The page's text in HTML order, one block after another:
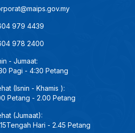
979 4439
978 2400
- Jumaat:
Pagi - 4:30 Petang
(Isnin - Khamis ):
Petang - 2.00 Petang
(Jumaat):
Hari - 2.45 Petang